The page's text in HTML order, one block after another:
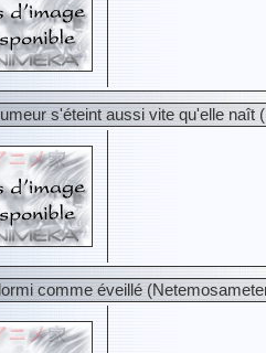
s'éteint aussi vite qu'elle
comme éveillé